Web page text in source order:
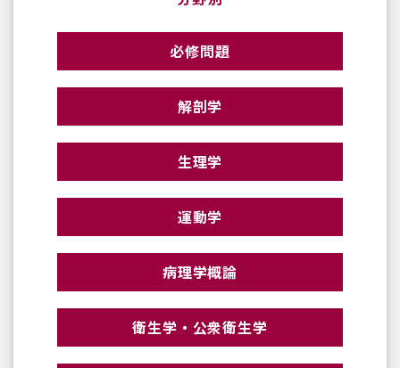
必修問題
解剖学
生理学
運動学
病理学概論
衛生学・公衆衛生学